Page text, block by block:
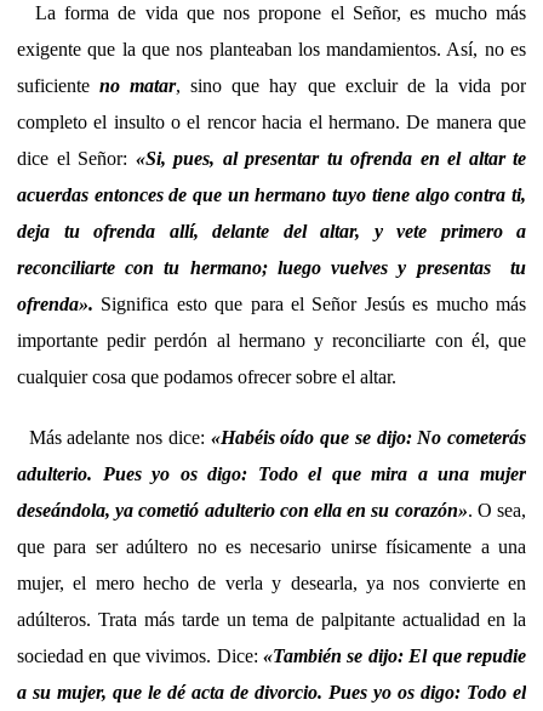
La forma de vida que nos propone el Señor, es mucho más
exigente que la que nos planteaban los mandamientos. Así, no es
suficienteno matar, sino que hay que excluir de la vida por
completo el insulto o el rencor hacia el hermano. De manera que
dice el Señor: «Si, pues, al presentar tu ofrenda en el altar te
acuerdas entonces de que un hermano tuyo tiene algo contra ti,
deja tu ofrenda allí, delante del altar, y vete primero a
reconciliarte con tu hermano; luego vuelves y presentas tu
ofrenda». Significa esto que para el Señor Jesús es mucho más
importante pedir perdón al hermano y reconciliarte con él, que
cualquier cosa que podamos ofrecer sobre el altar.
Más adelante nos dice: «Habéis oído que se dijo: No cometerás
adulterio. Pues yo os digo: Todo el que mira a una mujer
deseándola, ya cometió adulterio con ella en su corazón». O sea,
que para ser adúltero no es necesario unirse físicamente a una
mujer, el mero hecho de verla y desearla, ya nos convierte en
adúlteros. Trata más tarde un tema de palpitante actualidad en la
sociedad en que vivimos. Dice: «También se dijo: El que repudie
a su mujer, que le dé acta de divorcio. Pues yo os digo: Todo el